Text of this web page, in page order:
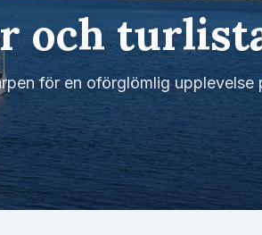
och
för en oförglömlig upplevelse